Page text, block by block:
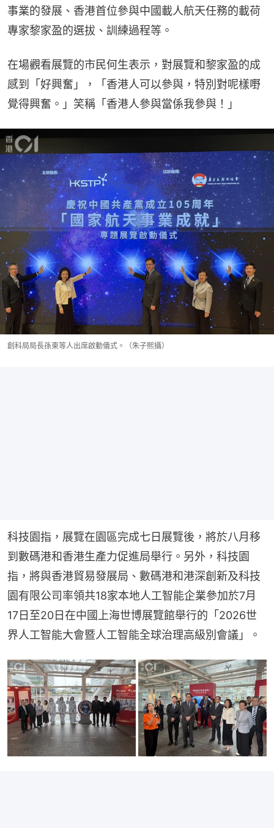
事業的發展、香港首位參與中國載人航天任務的載荷
專家黎家盈的選拔、訓練過程等。
在場觀看展覽的市民何生表示，對展覽和黎家盈的成
感到「好興奮」，「香港人可以參與，特別對呢樣嘢
覺得興奮。」笑稱「香港人參與當係我參與！」
創科局局長孫東等人出席啟動儀式。（朱子熙攝）
科技園指，展覽在園區完成七日展覽後，將於八月移
到數碼港和香港生產力促進局舉行。另外，科技園
指，將與香港貿易發展局、數碼港和港深創新及科技
園有限公司率領共18家本地人工智能企業參加於7月
17日至20日在中國上海世博展覽館舉行的「2026世
界人工智能大會暨人工智能全球治理高級別會議」。